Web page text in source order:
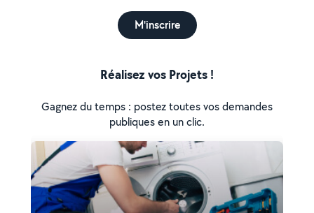
M'inscrire
Réalisez vos Projets !
Gagnez du temps : postez toutes vos demandes
publiques en un clic.